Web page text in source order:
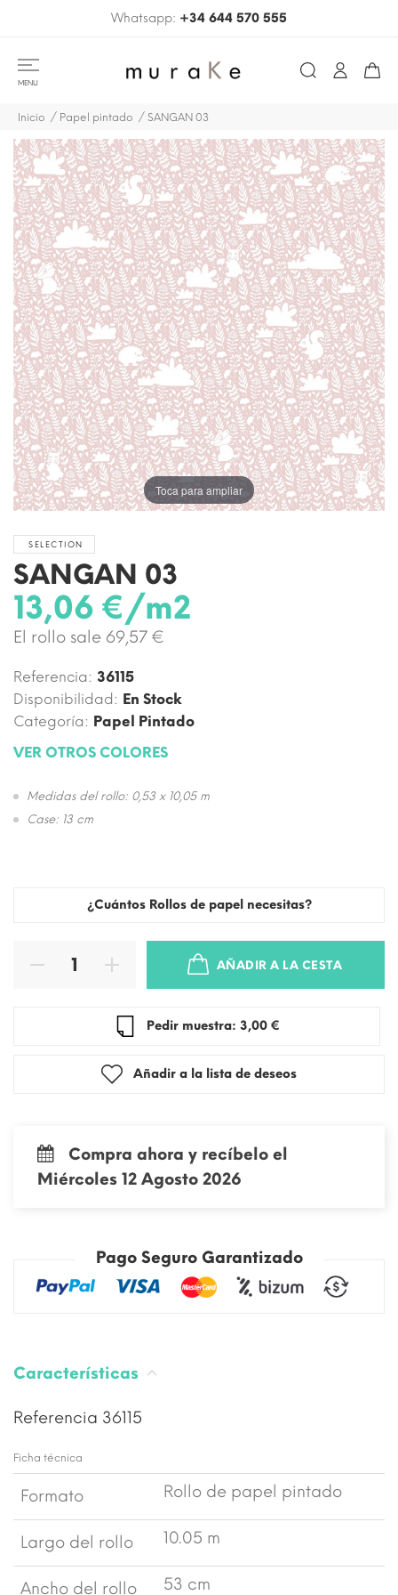
Whatsapp: +34 644 570 555
MENU
Inicio Papel pintado SANGAN 03
Toca para ampliar
SELECTION
SANGAN 03
13,06 €/m2
El rollo sale 69,57 €
Referencia: 36115
Disponibilidad: En Stock
Categoría: Papel Pintado
VER OTROS COLORES
Medidas del rollo: 0,53 x 10,05 m
Case: 13 cm
¿Cuántos Rollos de papel necesitas?
AÑADIR A LA CESTA
Pedir muestra: 3,00 €
Añadir a la lista de deseos
Compra ahora y recíbelo el
Miércoles 12 Agosto 2026
Pago Seguro Garantizado
Características
Referencia 36115
Ficha técnica
Formato Rollo de papel pintado
Largo del rollo 10.05 m
Ancho del rollo 53 cm